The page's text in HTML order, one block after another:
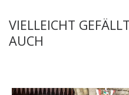
VIELLEICHT
AUCH